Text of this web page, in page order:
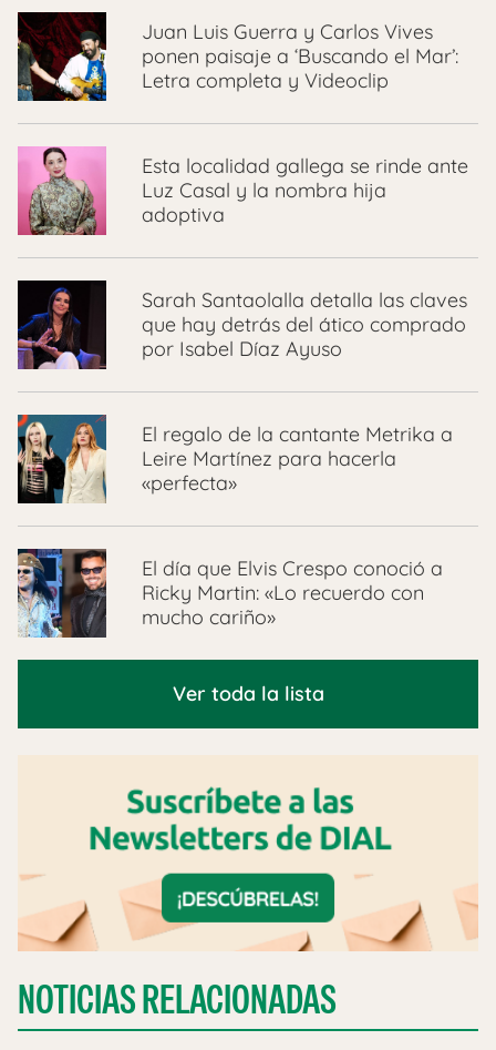
Juan Luis Guerra y Carlos Vives
ponen paisaje a ‘Buscando el Mar’:
Letra completa y Videoclip
Esta localidad gallega se rinde ante
Luz Casal y la nombra hija
adoptiva
Sarah Santaolalla detalla las claves
que hay detrás del ático comprado
por Isabel Díaz Ayuso
El regalo de la cantante Metrika a
Leire Martínez para hacerla
«perfecta»
El día que Elvis Crespo conoció a
Ricky Martin: «Lo recuerdo con
mucho cariño»
Ver toda la lista
NOTICIAS RELACIONADAS